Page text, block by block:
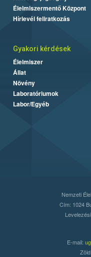
Élelmiszermentő Központ
Hírlevél feliratkozás
Gyakori kérdések
Élelmiszer
Állat
Növény
Laboratóriumok
Labor/Egyéb
Nemzeti
Cím: 1024
E-mail: